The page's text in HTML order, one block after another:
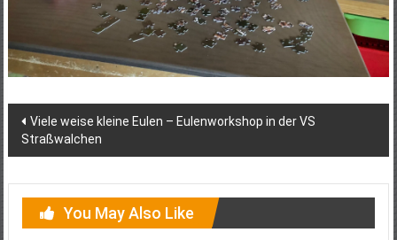
Post
navigation
Viele weise kleine Eulen – Eulenworkshop in der VS
Straßwalchen
You May Also Like